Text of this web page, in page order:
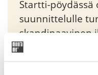
Startti-pöydässä
suunnittelulle
skandinaavinen
tyyli.